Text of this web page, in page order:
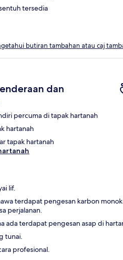
tersedia
butiran tambahan atau caj
dan
percuma di tapak hartanah
hartanah
tapak hartanah
lif.
terdapat pengesan karbon
perjalanan.
ada terdapat pengesan asap di
tunai.
profesional.